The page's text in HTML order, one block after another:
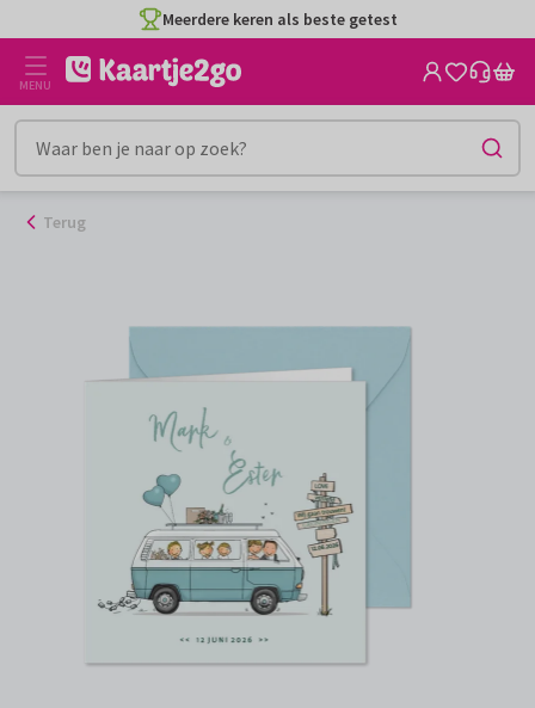
naar
inhoud
Meerdere keren als beste getest
MENU
Terug